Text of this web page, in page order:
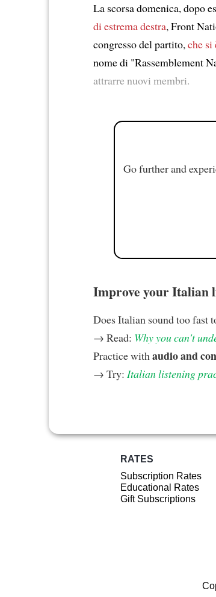
La scorsa domenica, dopo
di estrema destra, Front
congresso del partito,che si
nome di "Rassemblement
attrarre nuovi membri.
Go further and
Improve your Italian
Does Italian sound too fast
→ Read: Why you can't
Practice withaudio and
→ Try: Italian listening
RATES
Subscription Rates
Educational Rates
Gift Subscriptions